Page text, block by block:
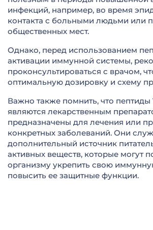
инфекций, например, во время
контакта с больными людьми или
общественных мест.
Однако, перед использованием
активации иммунной системы,
проконсультироваться с врачом,
оптимальную дозировку и схему
Важно также помнить, что пептиды
являются лекарственным
предназначены для лечения или
конкретных заболеваний. Они
дополнительный источник
активных веществ, которые могут
организму укрепить свою
повысить ее защитные функции.